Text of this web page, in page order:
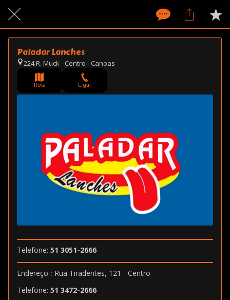
Paladar Lanches
224 R. Muck - Centro - Canoas
Rota Ligar
Telefone: 51 3051-2666
Endereço : Rua Tiradentes, 121 - Centro
Telefone: 51 3472-2666